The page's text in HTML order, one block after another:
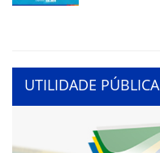
UTILIDADE PÚBLICA